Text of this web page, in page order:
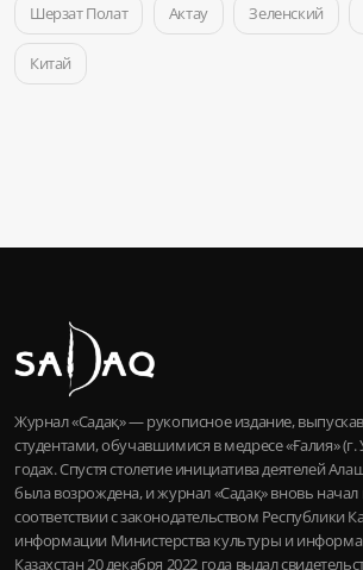
Шерзат Полат Актау Зеленский
Китай
Журнал «Садақ» — рукописное издание,
студентами, обучавшимися в медресе «Ғалия» (г.
годах. Спустя столетие инициатива деятелей
была возрождена, и журнал «Садақ» вновь начал
соответствии с законодательством Республики
информации Министерства культуры и
Казахстан 20 декабря 2022 года выдал